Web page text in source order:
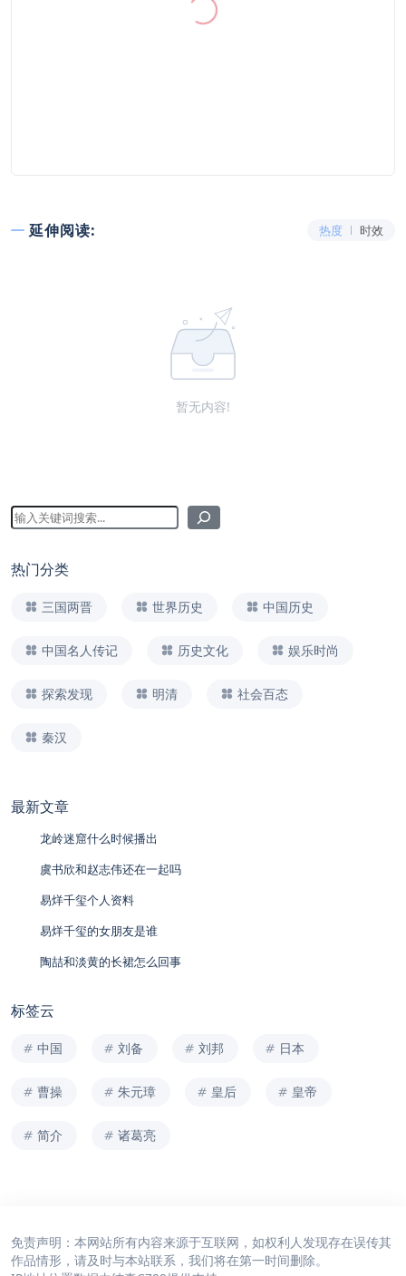
延伸阅读: 热度 时效
暂无内容!
热门分类
三国两晋 世界历史 中国历史
中国名人传记 历史文化 娱乐时尚
探索发现 明清 社会百态
秦汉
最新文章
龙岭迷窟什么时候播出
虞书欣和赵志伟还在一起吗
易烊千玺个人资料
易烊千玺的女朋友是谁
陶喆和淡黄的长裙怎么回事
标签云
中国 刘备 刘邦 日本
曹操 朱元璋 皇后 皇帝
简介 诸葛亮
免责声明：本网站所有内容来源于互联网，如权利人发现存在误传其
作品情形，请及时与本站联系，我们将在第一时间删除。